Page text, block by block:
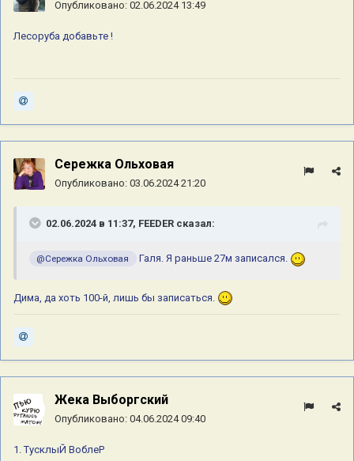
Опубликовано: 02.06.2024 13:49
Лесоруба добавьте !
Сережка Ольховая
Опубликовано: 03.06.2024 21:20
02.06.2024 в 11:37, FEEDER сказал:
@Сережка Ольховая Галя. Я раньше 27м записался.
Дима, да хоть 100-й, лишь бы записаться.
Жека Выборгский
Опубликовано: 04.06.2024 09:40
1. ТусклыЙ ВоблеР